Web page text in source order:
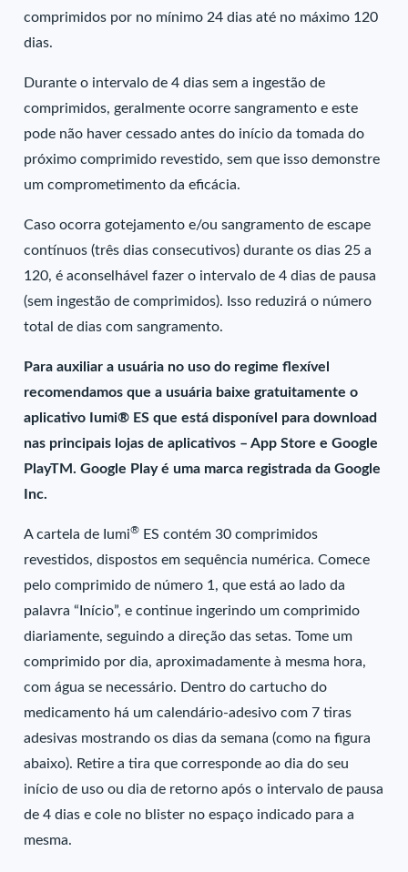
comprimidos por no mínimo 24 dias até no máximo 120
dias.
Durante o intervalo de 4 dias sem a ingestão de
comprimidos, geralmente ocorre sangramento e este
pode não haver cessado antes do início da tomada do
próximo comprimido revestido, sem que isso demonstre
um comprometimento da eficácia.
Caso ocorra gotejamento e/ou sangramento de escape
contínuos (três dias consecutivos) durante os dias 25 a
120, é aconselhável fazer o intervalo de 4 dias de pausa
(sem ingestão de comprimidos). Isso reduzirá o número
total de dias com sangramento.
Para auxiliar a usuária no uso do regime flexível
recomendamos que a usuária baixe gratuitamente o
aplicativo Iumi® ES que está disponível para download
nas principais lojas de aplicativos – App Store e Google
PlayTM. Google Play é uma marca registrada da Google
Inc.
A cartela de Iumi® ES contém 30 comprimidos
revestidos, dispostos em sequência numérica. Comece
pelo comprimido de número 1, que está ao lado da
palavra “Início”, e continue ingerindo um comprimido
diariamente, seguindo a direção das setas. Tome um
comprimido por dia, aproximadamente à mesma hora,
com água se necessário. Dentro do cartucho do
medicamento há um calendário-adesivo com 7 tiras
adesivas mostrando os dias da semana (como na figura
abaixo). Retire a tira que corresponde ao dia do seu
início de uso ou dia de retorno após o intervalo de pausa
de 4 dias e cole no blister no espaço indicado para a
mesma.